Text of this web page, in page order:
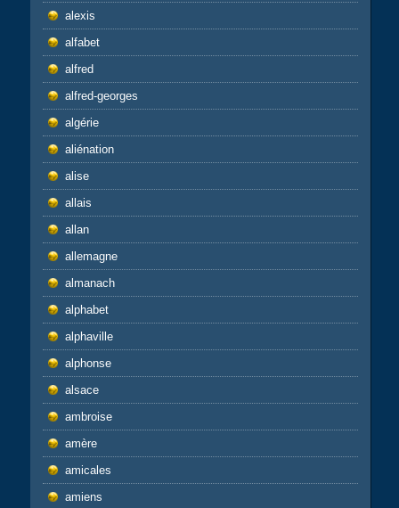
alexis
alfabet
alfred
alfred-georges
algérie
aliénation
alise
allais
allan
allemagne
almanach
alphabet
alphaville
alphonse
alsace
ambroise
amère
amicales
amiens